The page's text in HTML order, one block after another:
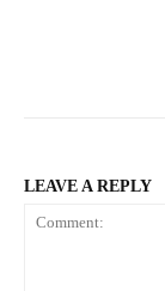
LEAVE A REPLY